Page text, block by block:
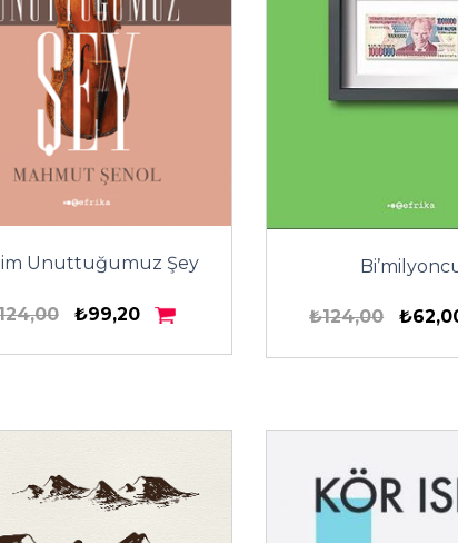
Unuttuğumuz Şey
₺99,20 ₺124,00